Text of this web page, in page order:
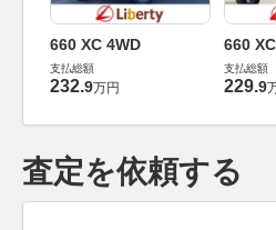
660 XC 4WD
支払総額
232.9万円
660
支払総額
229.9
査定を依頼する